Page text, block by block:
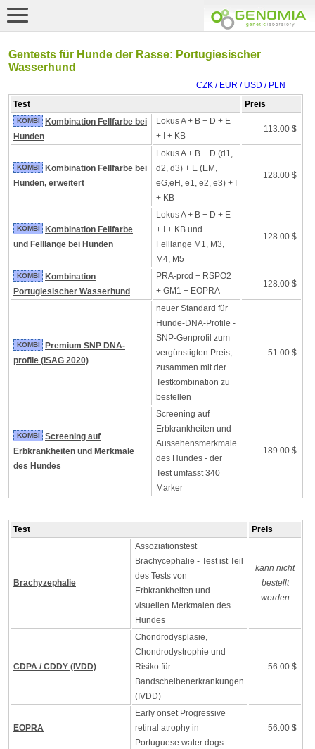
Gentests für Hunde der Rasse: Portugiesischer
Wasserhund
CZK / EUR / USD / PLN
Test
Preis
KOMBI
Kombination Fellfarbe bei
Hunden
Lokus A + B + D + E
+ I + KB
113.00 $
KOMBI
Kombination Fellfarbe bei
Hunden, erweitert
Lokus A + B + D (d1,
d2, d3) + E (EM,
eG,eH, e1, e2, e3) + I
+ KB
128.00 $
KOMBI
Kombination Fellfarbe
und Felllänge bei Hunden
Lokus A + B + D + E
+ I + KB und
Felllänge M1, M3,
M4, M5
128.00 $
KOMBI
Kombination
Portugiesischer Wasserhund
PRA-prcd + RSPO2
+ GM1 + EOPRA
128.00 $
KOMBI
Premium SNP DNA-
profile (ISAG 2020)
neuer Standard für
Hunde-DNA-Profile -
SNP-Genprofil zum
vergünstigten Preis,
zusammen mit der
Testkombination zu
bestellen
51.00 $
KOMBI
Screening auf
Erbkrankheiten und Merkmale
des Hundes
Screening auf
Erbkrankheiten und
Aussehensmerkmale
des Hundes - der
Test umfasst 340
Marker
189.00 $
Test Preis
Brachyzephalie
Assoziationstest
Brachycephalie - Test ist Teil
des Tests von
Erbkrankheiten und
visuellen Merkmalen des
Hundes
kann nicht
bestellt
werden
CDPA / CDDY (IVDD)
Chondrodysplasie,
Chondrodystrophie und
Risiko für
Bandscheibenerkrankungen
(IVDD)
56.00 $
EOPRA
Early onset Progressive
retinal atrophy in
Portuguese water dogs
56.00 $